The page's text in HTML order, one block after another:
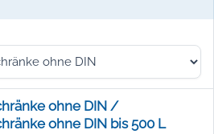
ohne DIN /
ohne DIN bis 500 L